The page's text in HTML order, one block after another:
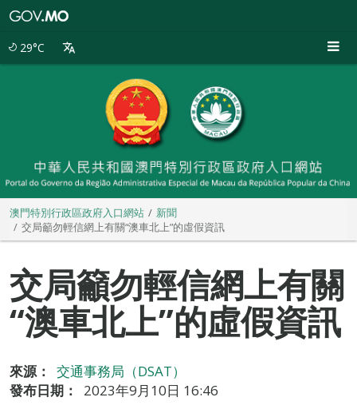
29°C
澳門特別行政區政府入口網站
新聞
交局籲勿輕信網上有關“澳車北上”的虛假資訊
交局籲勿輕信網上有關
“澳車北上”的虛假資訊
來源：
交通事務局（DSAT）
發布日期：
2023年9月10日 16:46